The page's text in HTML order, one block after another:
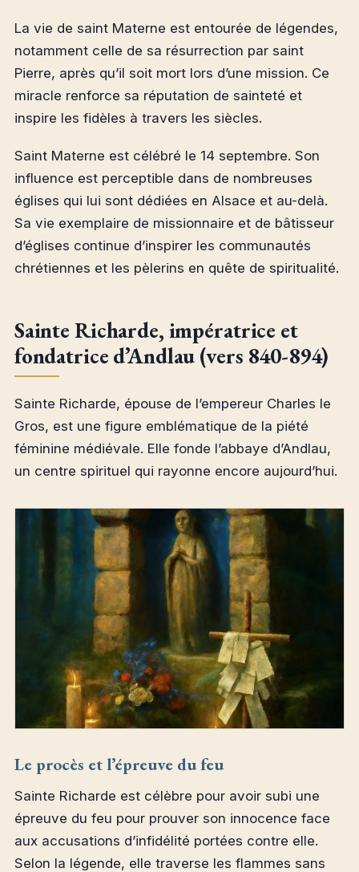
La vie de saint Materne est entourée de légendes,
notamment celle de sa résurrection par saint
Pierre, après qu’il soit mort lors d’une mission. Ce
miracle renforce sa réputation de sainteté et
inspire les fidèles à travers les siècles.
Saint Materne est célébré le 14 septembre. Son
influence est perceptible dans de nombreuses
églises qui lui sont dédiées en Alsace et au-delà.
Sa vie exemplaire de missionnaire et de bâtisseur
d’églises continue d’inspirer les communautés
chrétiennes et les pèlerins en quête de spiritualité.
Sainte Richarde, impératrice et
fondatrice d’Andlau (vers 840-894)
Sainte Richarde, épouse de l’empereur Charles le
Gros, est une figure emblématique de la piété
féminine médiévale. Elle fonde l’abbaye d’Andlau,
un centre spirituel qui rayonne encore aujourd’hui.
Le procès et l’épreuve du feu
Sainte Richarde est célèbre pour avoir subi une
épreuve du feu pour prouver son innocence face
aux accusations d’infidélité portées contre elle.
Selon la légende, elle traverse les flammes sans